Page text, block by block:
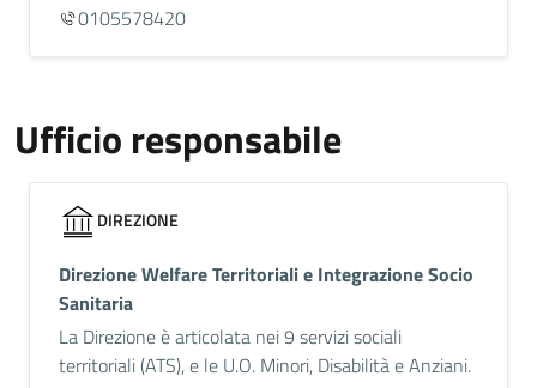
0105578420
Ufficio responsabile
DIREZIONE
Direzione Welfare Territoriali e Integrazione Socio
Sanitaria
La Direzione è articolata nei 9 servizi sociali
territoriali (ATS), e le U.O. Minori, Disabilità e Anziani.